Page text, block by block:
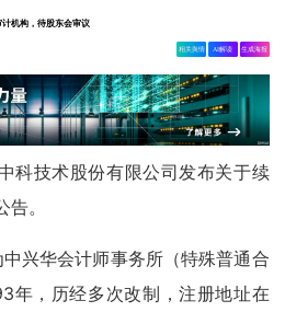
机构，待股东会审议
相关舆情 AI解读 生成海报
科技术股份有限公司发布关于续
。
兴华会计师事务所（特殊普通合
年，历经多次改制，注册地址在